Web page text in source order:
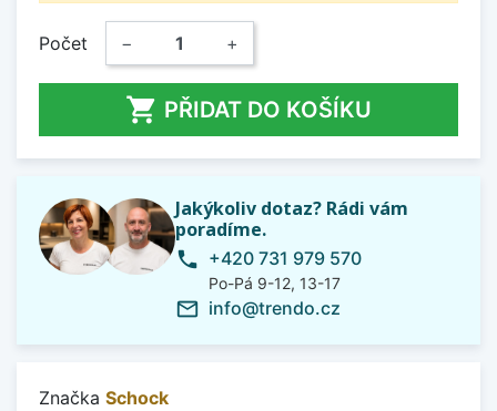
Počet − +
 PŘIDAT DO KOŠÍKU
Jakýkoliv dotaz? Rádi vám
poradíme.
phone +420 731 979 570
Po-Pá 9-12, 13-17
mail_outline info@trendo.cz
Značka Schock